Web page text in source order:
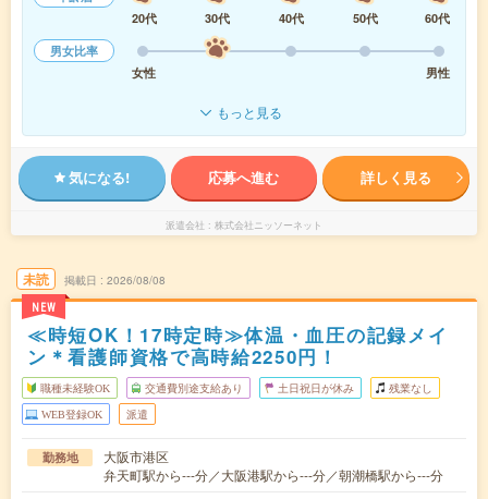
20代
30代 40代 50代
60代
男女比率
女性
男性
もっと見る
気になる! 応募へ進む 詳しく見る
派遣会社 株式会社ニッソーネット
未読
NEW
掲載日 2026/08/08
≪時短OK！17時定時≫体温・血圧の記録メイ
ン＊看護師資格で高時給2250円！
職種未経験OK 交通費別途支給あり 土日祝日が休み 残業なし
WEB登録OK 派遣
勤務地
大阪市港区
弁天町駅から---分／大阪港駅から---分／朝潮橋駅から---分